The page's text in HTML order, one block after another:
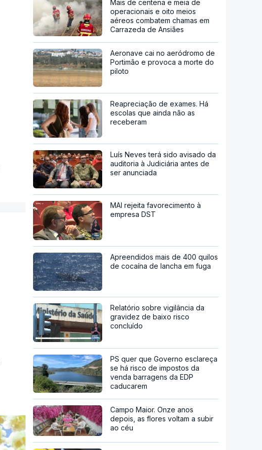
Mais de centena e meia de
operacionais e oito meios
aéreos combatem chamas em
Carrazeda de Ansiães
Aeronave cai no aeródromo de
Portimão e provoca a morte do
piloto
Reapreciação de exames. Há
escolas que ainda não as
receberam
Luís Neves terá sido avisado da
auditoria à Judiciária antes de
ser anunciada
MAI rejeita favorecimento à
empresa DST
Apreendidos mais de 400 quilos
de cocaína de lancha em fuga
Relatório sobre vigilância da
gravidez de baixo risco
concluído
PS quer que Governo esclareça
se há risco de impostos da
venda barragens da EDP
caducarem
Campo Maior. Onze anos
depois, as flores voltam a subir
ao céu